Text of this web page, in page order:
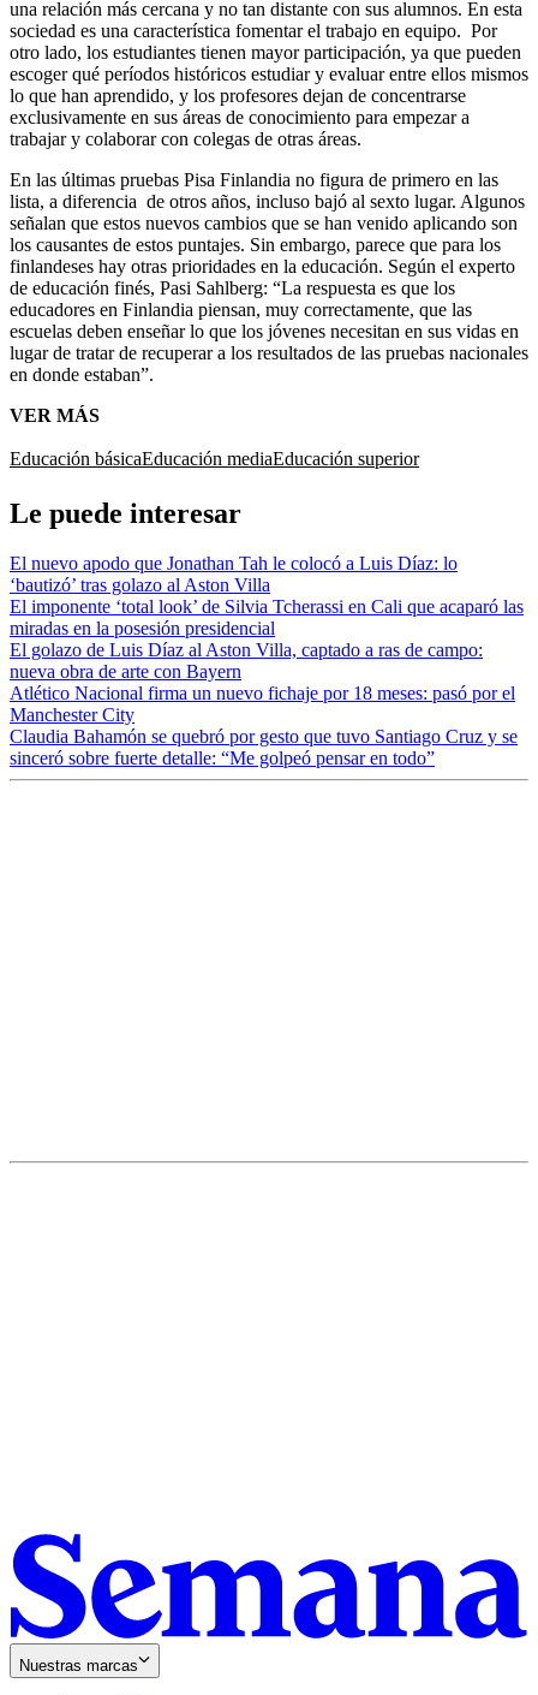
una relación más cercana y no tan distante con sus alumnos. En esta
sociedad es una característica fomentar el trabajo en equipo. Por
otro lado, los estudiantes tienen mayor participación, ya que pueden
escoger qué períodos históricos estudiar y evaluar entre ellos mismos
lo que han aprendido, y los profesores dejan de concentrarse
exclusivamente en sus áreas de conocimiento para empezar a
trabajar y colaborar con colegas de otras áreas.
En las últimas pruebas Pisa Finlandia no figura de primero en las
lista, a diferencia de otros años, incluso bajó al sexto lugar. Algunos
señalan que estos nuevos cambios que se han venido aplicando son
los causantes de estos puntajes. Sin embargo, parece que para los
finlandeses hay otras prioridades en la educación. Según el experto
de educación finés, Pasi Sahlberg: “La respuesta es que los
educadores en Finlandia piensan, muy correctamente, que las
escuelas deben enseñar lo que los jóvenes necesitan en sus vidas en
lugar de tratar de recuperar a los resultados de las pruebas nacionales
en donde estaban”.
VER MÁS
Educación básicaEducación mediaEducación superior
Le puede interesar
El nuevo apodo que Jonathan Tah le colocó a Luis Díaz: lo
‘bautizó’ tras golazo al Aston Villa
El imponente ‘total look’ de Silvia Tcherassi en Cali que acaparó las
miradas en la posesión presidencial
El golazo de Luis Díaz al Aston Villa, captado a ras de campo:
nueva obra de arte con Bayern
Atlético Nacional firma un nuevo fichaje por 18 meses: pasó por el
Manchester City
Claudia Bahamón se quebró por gesto que tuvo Santiago Cruz y se
sinceró sobre fuerte detalle: “Me golpeó pensar en todo”
Nuestras marcas